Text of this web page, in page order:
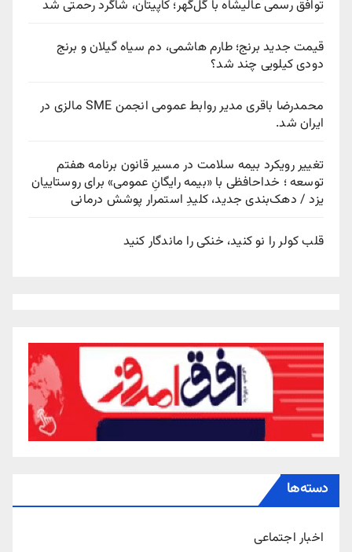
توافق رسمی عالیشاه با گل‌گهر؛ کاپیتان، شاگرد رحمتی شد
قیمت جدید برنج؛ طارم هاشمی، دم سیاه گیلان و برنج
دودی کیلویی چند شد؟
محمدرضا باقری مدیر روابط عمومی انجمن SME مالزی در
ایران شد.
تغییر رویکرد بیمه سلامت در مسیر قانون برنامه هفتم
توسعه ؛ خداحافظی با «بیمه رایگانِ عمومی» برای روستاییان
یزد / دهک‌بندی جدید، کلیدِ استمرار پوشش درمانی
قلب کولر را نو کنید، خنکی را ماندگار کنید
دسته‌ها
اخبار اجتماعی